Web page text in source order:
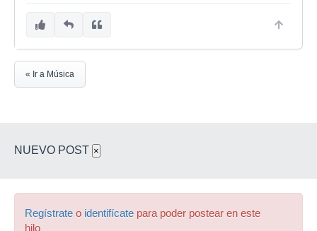
« Ir a Música
NUEVO POST ×
Regístrate o identifícate para poder postear en este
hilo